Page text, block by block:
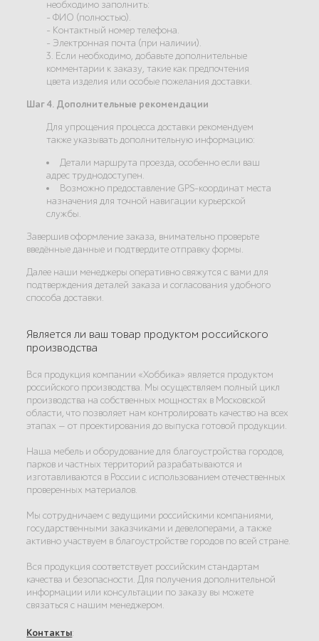
необходимо заполнить:
- ФИО (полностью).
- Контактный номер телефона.
- Электронная почта (при наличии).
3. Если необходимо, добавьте дополнительные
комментарии к заказу, такие как предпочтения
цвета изделия или особые пожелания доставки.
Шаг 4. Дополнительные рекомендации
Для упрощения процесса доставки рекомендуем
также указывать дополнительную информацию:
Детали маршрута проезда, особенно если ваш
адрес труднодоступен.
Возможно предоставление GPS-координат места
назначения для точной навигации курьерской
службы.
Завершив оформление заказа, внимательно проверьте
введённые данные и подтвердите отправку формы.
Далее наши менеджеры оперативно свяжутся с вами для
подтверждения деталей заказа и согласования удобного
способа доставки.
Является ли ваш товар продуктом российского
производства
Вся продукция компании «Хоббика» является продуктом
российского производства. Мы осуществляем полный цикл
производства на собственных мощностях в Московской
области, что позволяет нам контролировать качество на всех
этапах — от проектирования до выпуска готовой продукции.
Наша мебель и оборудование для благоустройства городов,
парков и частных территорий разрабатываются и
изготавливаются в России с использованием отечественных
проверенных материалов.
Мы сотрудничаем с ведущими российскими компаниями,
государственными заказчиками и девелоперами, а также
активно участвуем в благоустройстве городов по всей стране.
Вся продукция соответствует российским стандартам
качества и безопасности. Для получения дополнительной
информации или консультации по заказу вы можете
связаться с нашим менеджером.
Контакты: